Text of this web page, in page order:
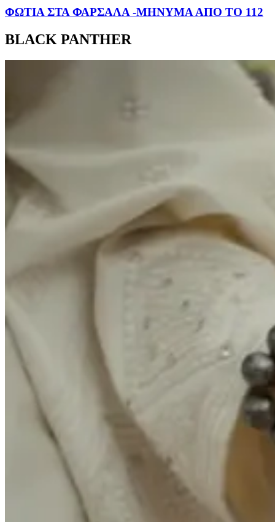
ΦΩΤΙΑ ΣΤΑ ΦΑΡΣΑΛΑ -ΜΗΝΥΜΑ ΑΠΟ ΤΟ 112
BLACK PANTHER